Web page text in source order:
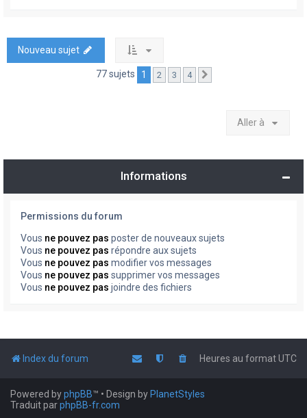
Nouveau sujet
77 sujets 1 2 3 4
Aller à
Informations
Permissions du forum
Vous ne pouvez pas poster de nouveaux sujets
Vous ne pouvez pas répondre aux sujets
Vous ne pouvez pas modifier vos messages
Vous ne pouvez pas supprimer vos messages
Vous ne pouvez pas joindre des fichiers
Index du forum Heures au formatUTC
Powered byphpBB™ • Design by PlanetStyles
Traduit parphpBB-fr.com